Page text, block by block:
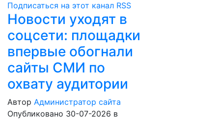
Подписаться на этот канал RSS
Новости уходят в
соцсети: площадки
впервые обогнали
сайты СМИ по
охвату аудитории
Автор Администратор сайта
Опубликовано 30-07-2026 в